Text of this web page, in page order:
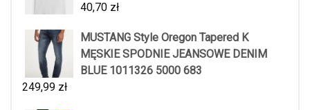
40,70 zł
MUSTANG Style Oregon Tapered K
MĘSKIE SPODNIE JEANSOWE DENIM
BLUE 1011326 5000 683
249,99 zł